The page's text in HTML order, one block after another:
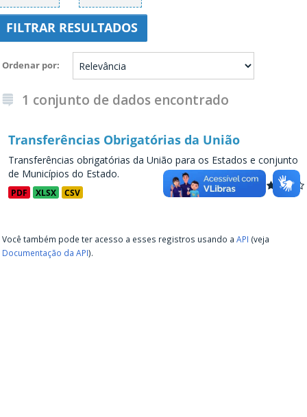
FILTRAR RESULTADOS
Ordenar por
1 conjunto de dados encontrado
Transferências Obrigatórias da União
Transferências obrigatórias da União para os Estados e conjunto
de Municípios do Estado.
PDF XLSX CSV
Você também pode ter acesso a esses registros usando a API (veja
Documentação da API).